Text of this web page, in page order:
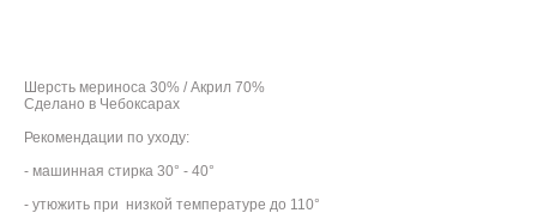
Шерсть мериноса 30% / Акрил 70%
Сделано в Чебоксарах
Рекомендации по уходу:
- машинная стирка 30° - 40°
- утюжить при низкой температуре до 110°